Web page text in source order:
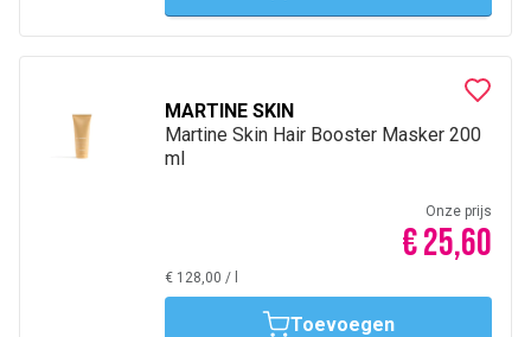
MARTINE SKIN
Martine Skin Hair Booster Masker 200
ml
Onze prijs
€ 25,60
€ 128,00 /
Toevoegen